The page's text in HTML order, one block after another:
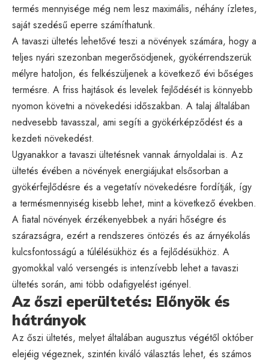
termés mennyisége még nem lesz maximális, néhány ízletes,
saját szedésű eperre számíthatunk.
A tavaszi ültetés lehetővé teszi a növények számára, hogy a
teljes nyári szezonban megerősödjenek, gyökérrendszerük
mélyre hatoljon, és felkészüljenek a következő évi bőséges
termésre. A friss hajtások és levelek fejlődését is könnyebb
nyomon követni a növekedési időszakban. A talaj általában
nedvesebb tavasszal, ami segíti a gyökérképződést és a
kezdeti növekedést.
Ugyanakkor a tavaszi ültetésnek vannak árnyoldalai is. Az
ültetés évében a növények energiájukat elsősorban a
gyökérfejlődésre és a vegetatív növekedésre fordítják, így
a termésmennyiség kisebb lehet, mint a következő években.
A fiatal növények érzékenyebbek a nyári hőségre és
szárazságra, ezért a rendszeres öntözés és az árnyékolás
kulcsfontosságú a túlélésükhöz és a fejlődésükhöz. A
gyomokkal való versengés is intenzívebb lehet a tavaszi
ültetés során, ami több odafigyelést igényel.
Az őszi eperültetés: Előnyök és
hátrányok
Az őszi ültetés, melyet általában augusztus végétől október
elejéig végeznek, szintén kiváló választás lehet, és számos